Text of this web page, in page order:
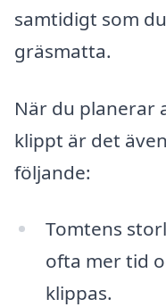
samtidigt som
gräsmatta.
När du planerar
klippt är det
följande:
Tomtens
ofta mer tid
klippas.